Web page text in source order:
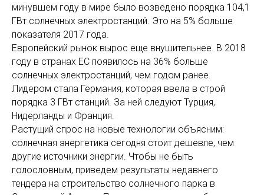
минувшем году в мире было возведено порядка 104,1
ГВт солнечных электростанций. Это на 5% больше
показателя 2017 года.
Европейский рынок вырос еще внушительнее. В 2018
году в странах ЕС появилось на 36% больше
солнечных электростанций, чем годом ранее.
Лидером стала Германия, которая ввела в строй
порядка 3 ГВт станций. За ней следуют Турция,
Нидерланды и Франция.
Растущий спрос на новые технологии объясним:
солнечная энергетика сегодня стоит дешевле, чем
другие источники энергии. Чтобы не быть
голословным, приведем результаты недавнего
тендера на строительство солнечного парка в